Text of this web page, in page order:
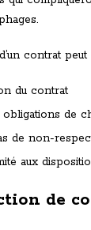
contrat
du contrat
de
de non-
aux
de